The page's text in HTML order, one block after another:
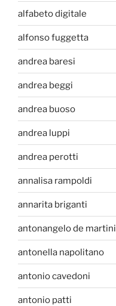
alfabeto digitale
alfonso fuggetta
andrea baresi
andrea beggi
andrea buoso
andrea luppi
andrea perotti
annalisa rampoldi
annarita briganti
antonangelo de martini
antonella napolitano
antonio cavedoni
antonio patti